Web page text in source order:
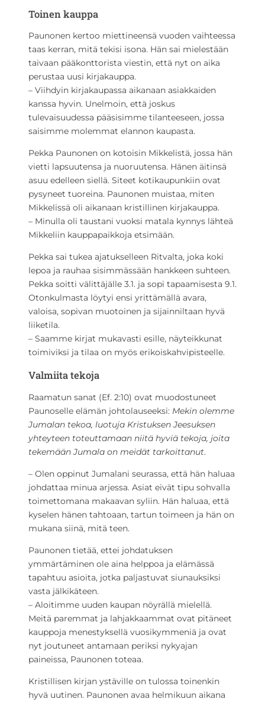
Toinen kauppa
Paunonen kertoo miettineensä vuoden vaihteessa
taas kerran, mitä tekisi isona. Hän sai mielestään
taivaan pääkonttorista viestin, että nyt on aika
perustaa uusi kirjakauppa.
– Viihdyin kirjakaupassa aikanaan asiakkaiden
kanssa hyvin. Unelmoin, että joskus
tulevaisuudessa pääsisimme tilanteeseen, jossa
saisimme molemmat elannon kaupasta.
Pekka Paunonen on kotoisin Mikkelistä, jossa hän
vietti lapsuutensa ja nuoruutensa. Hänen äitinsä
asuu edelleen siellä. Siteet kotikaupunkiin ovat
pysyneet tuoreina. Paunonen muistaa, miten
Mikkelissä oli aikanaan kristillinen kirjakauppa.
– Minulla oli taustani vuoksi matala kynnys lähteä
Mikkeliin kauppapaikkoja etsimään.
Pekka sai tukea ajatukselleen Ritvalta, joka koki
lepoa ja rauhaa sisimmässään hankkeen suhteen.
Pekka soitti välittäjälle 3.1. ja sopi tapaamisesta 9.1.
Otonkulmasta löytyi ensi yrittämällä avara,
valoisa, sopivan muotoinen ja sijainniltaan hyvä
liiketila.
– Saamme kirjat mukavasti esille, näyteikkunat
toimiviksi ja tilaa on myös erikoiskahvipisteelle.
Valmiita tekoja
Raamatun sanat (Ef. 2:10) ovat muodostuneet
Paunoselle elämän johtolauseeksi: Mekin olemme
Jumalan tekoa, luotuja Kristuksen Jeesuksen
yhteyteen toteuttamaan niitä hyviä tekoja, joita
tekemään Jumala on meidät tarkoittanut.
– Olen oppinut Jumalani seurassa, että hän haluaa
johdattaa minua arjessa. Asiat eivät tipu sohvalla
toimettomana makaavan syliin. Hän haluaa, että
kyselen hänen tahtoaan, tartun toimeen ja hän on
mukana siinä, mitä teen.
Paunonen tietää, ettei johdatuksen
ymmärtäminen ole aina helppoa ja elämässä
tapahtuu asioita, jotka paljastuvat siunauksiksi
vasta jälkikäteen.
– Aloitimme uuden kaupan nöyrällä mielellä.
Meitä paremmat ja lahjakkaammat ovat pitäneet
kauppoja menestyksellä vuosikymmeniä ja ovat
nyt joutuneet antamaan periksi nykyajan
paineissa, Paunonen toteaa.
Kristillisen kirjan ystäville on tulossa toinenkin
hyvä uutinen. Paunonen avaa helmikuun aikana